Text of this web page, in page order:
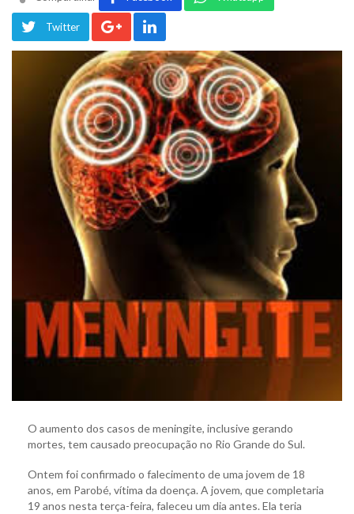
Twitter
O aumento dos casos de meningite, inclusive gerando
mortes, tem causado preocupação no Rio Grande do Sul.
Ontem foi confirmado o falecimento de uma jovem de 18
anos, em Parobé, vítima da doença. A jovem, que completaria
19 anos nesta terça-feira, faleceu um dia antes. Ela teria